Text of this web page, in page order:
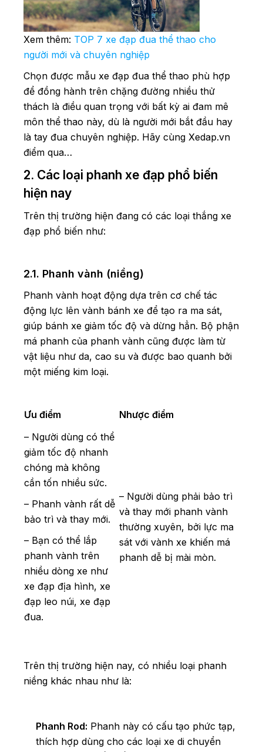
Xem thêm: TOP 7 xe đạp đua thể thao cho
người mới và chuyên nghiệp
Chọn được mẫu xe đạp đua thể thao phù hợp
để đồng hành trên chặng đường nhiều thử
thách là điều quan trọng với bất kỳ ai đam mê
môn thể thao này, dù là người mới bắt đầu hay
là tay đua chuyên nghiệp. Hãy cùng Xedap.vn
điểm qua…
2. Các loại phanh xe đạp phổ biến
hiện nay
Trên thị trường hiện đang có các loại thắng xe
đạp phổ biến như:
2.1. Phanh vành (niềng)
Phanh vành hoạt động dựa trên cơ chế tác
động lực lên vành bánh xe để tạo ra ma sát,
giúp bánh xe giảm tốc độ và dừng hẳn. Bộ phận
má phanh của phanh vành cũng được làm từ
vật liệu như da, cao su và được bao quanh bởi
một miếng kim loại.
Ưu điểm
Nhược điểm
– Người dùng có thể
giảm tốc độ nhanh
chóng mà không
cần tốn nhiều sức.
– Phanh vành rất dễ
bảo trì và thay mới.
– Bạn có thể lắp
phanh vành trên
nhiều dòng xe như
xe đạp địa hình, xe
đạp leo núi, xe đạp
đua.
– Người dùng phải bảo trì
và thay mới phanh vành
thường xuyên, bởi lực ma
sát với vành xe khiến má
phanh dễ bị mài mòn.
Trên thị trường hiện nay, có nhiều loại phanh
niềng khác nhau như là:
Phanh Rod: Phanh này có cấu tạo phức tạp,
thích hợp dùng cho các loại xe di chuyển